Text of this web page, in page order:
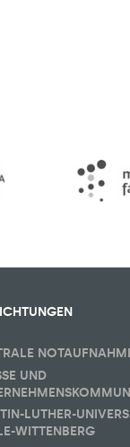
UND
LUTHER-
WITTENBERG